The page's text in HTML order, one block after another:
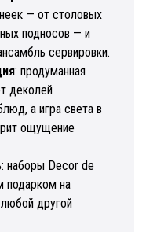
— от столовых
подносов — и
сервировки.
: продуманная
деколей
а игра света в
ощущение
: наборы Decor de
подарком на
другой